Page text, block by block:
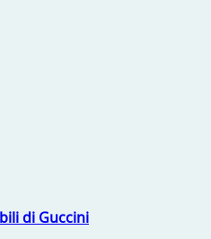
di Guccini